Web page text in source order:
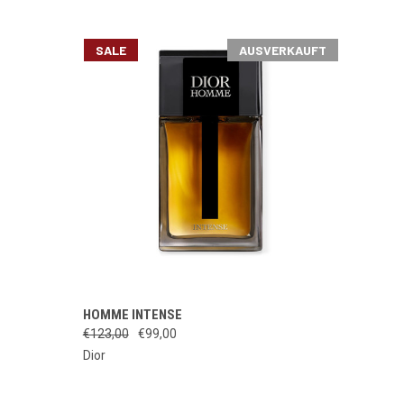
SALE AUSVERKAUFT
SCHNELLANSICHT
HOMME INTENSE
€123,00
€99,00
Dior